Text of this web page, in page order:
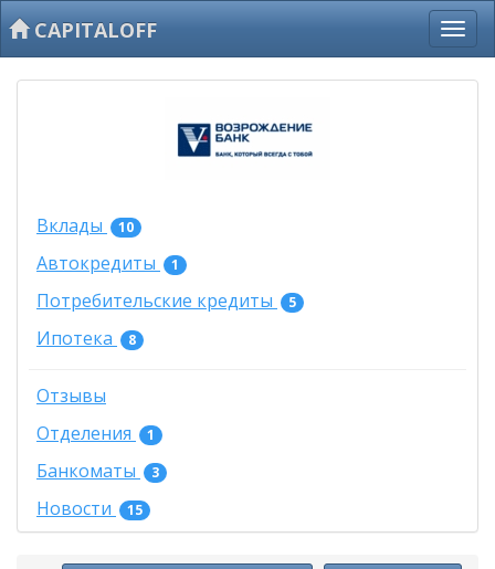
CAPITALOFF
Вклады 10
Автокредиты 1
Потребительские кредиты 5
Ипотека 8
Отзывы
Отделения
1
Банкоматы 3
Новости 15